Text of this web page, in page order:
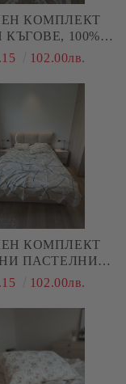
КОМПЛЕКТ
100%
ПАМУК
102.00лв.
КОМПЛЕКТ
ПАСТЕЛНИ
100%
4 ЧАСТИ
102.00лв.